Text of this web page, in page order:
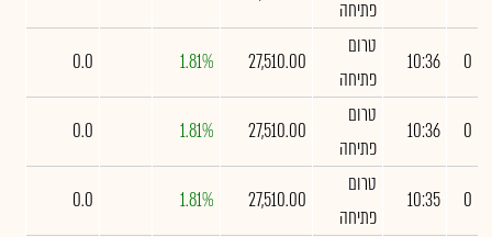
פתיחה
0
10:36
טרום
פתיחה
27,510.00
1.81%
0.0
0
10:36
טרום
פתיחה
27,510.00
1.81%
0.0
0
10:35
טרום
פתיחה
27,510.00
1.81%
0.0